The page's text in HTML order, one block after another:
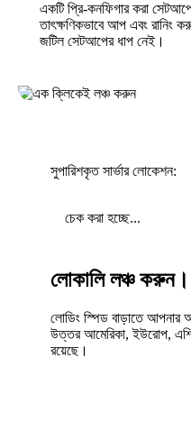
একটি প্রি-কনফিগার করা
তাৎক্ষণিকভাবে আপ এবং রানিং
জটিল সেটআপের ধাপ নেই।
সুপারিশকৃত সার্ভার লোকেশন:
চেক করা হচ্ছে...
লোকালি লঞ্চ
লোডিং স্পিড বাড়াতে আপনার
উত্তর আমেরিকা, ইউরোপ,
রয়েছে।